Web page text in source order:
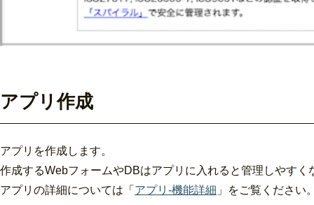
アプリ作成
アプリを作成します。
作成するWebフォームやDBはアプリに入れると管理しやすく
アプリの詳細については「 アプリ-機能詳細 」をご覧ください